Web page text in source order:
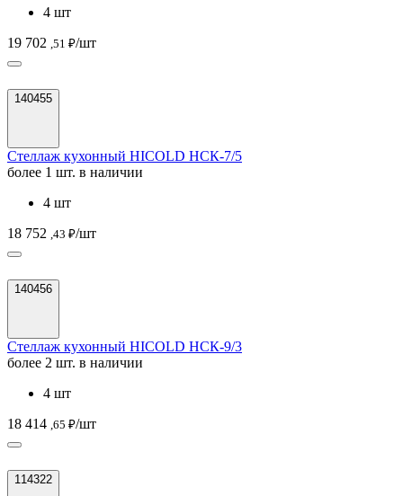
4 шт
19 702 ,51 ₽/шт
140455
Стеллаж кухонный HICOLD НСК-7/5
более 1 шт. в наличии
4 шт
18 752 ,43 ₽/шт
140456
Стеллаж кухонный HICOLD НСК-9/3
более 2 шт. в наличии
4 шт
18 414 ,65 ₽/шт
114322